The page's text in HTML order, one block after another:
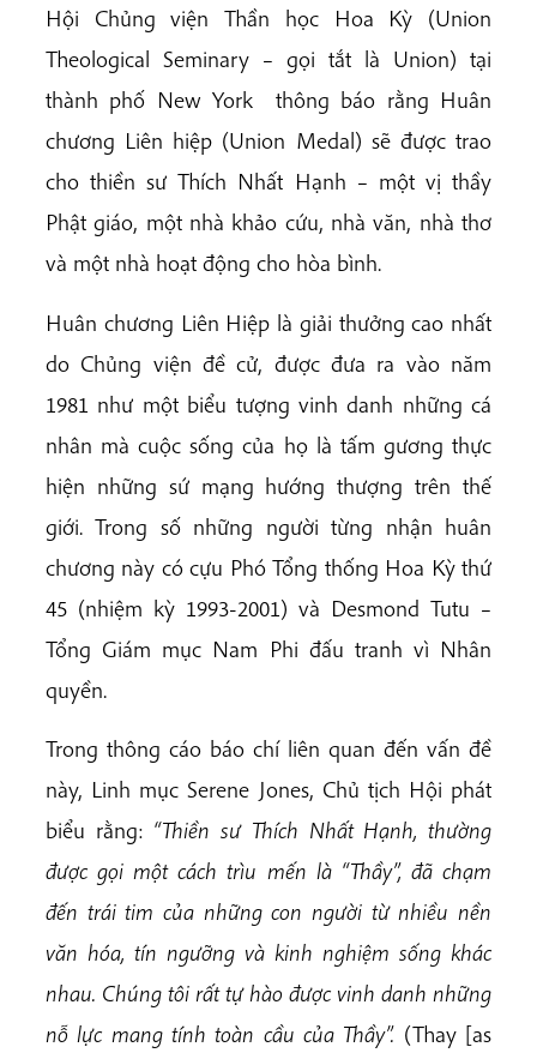
Hội Chủng viện Thần học Hoa Kỳ (Union
Theological Seminary – gọi tắt là Union) tại
thành phố New York thông báo rằng Huân
chương Liên hiệp (Union Medal) sẽ được trao
cho thiền sư Thích Nhất Hạnh – một vị thầy
Phật giáo, một nhà khảo cứu, nhà văn, nhà thơ
và một nhà hoạt động cho hòa bình.
Huân chương Liên Hiệp là giải thưởng cao nhất
do Chủng viện đề cử, được đưa ra vào năm
1981 như một biểu tượng vinh danh những cá
nhân mà cuộc sống của họ là tấm gương thực
hiện những sứ mạng hướng thượng trên thế
giới. Trong số những người từng nhận huân
chương này có cựu Phó Tổng thống Hoa Kỳ thứ
45 (nhiệm kỳ 1993-2001) và Desmond Tutu –
Tổng Giám mục Nam Phi đấu tranh vì Nhân
quyền.
Trong thông cáo báo chí liên quan đến vấn đề
này, Linh mục Serene Jones, Chủ tịch Hội phát
biểu rằng: “Thiền sư Thích Nhất Hạnh, thường
được gọi một cách trìu mến là “Thầy”, đã chạm
đến trái tim của những con người từ nhiều nền
văn hóa, tín ngưỡng và kinh nghiệm sống khác
nhau. Chúng tôi rất tự hào được vinh danh những
nỗ lực mang tính toàn cầu của Thầy”. (Thay [as